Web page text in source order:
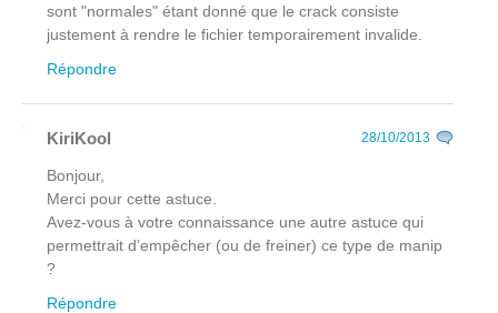
sont "normales" étant donné que le crack consiste
justement à rendre le fichier temporairement invalide.
Répondre
KiriKool 28/10/2013
Bonjour,
Merci pour cette astuce.
Avez-vous à votre connaissance une autre astuce qui
permettrait d’empêcher (ou de freiner) ce type de manip
?
Répondre